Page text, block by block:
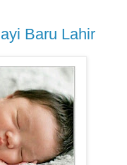
Baru Lahir